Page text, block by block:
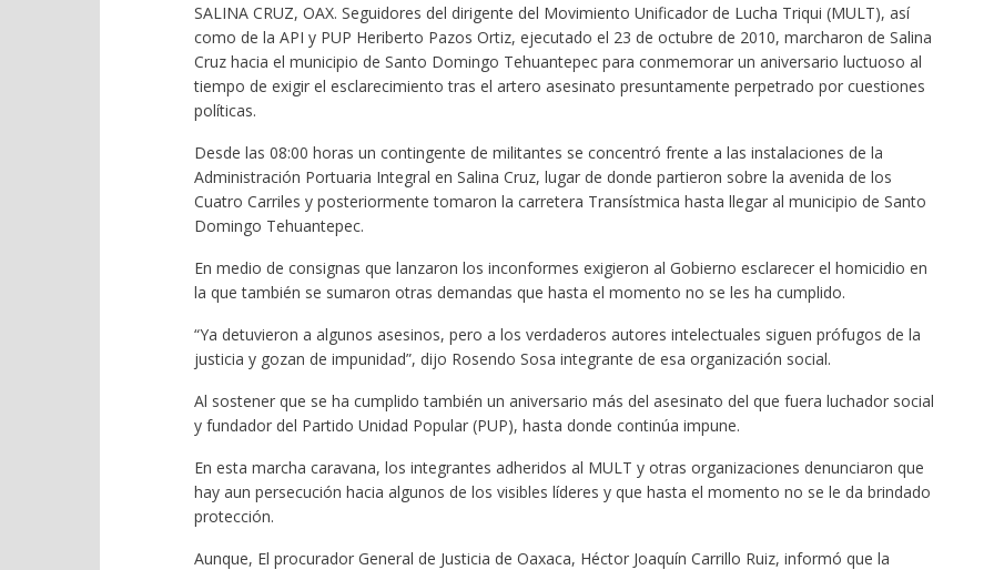
SALINA CRUZ, OAX. Seguidores del dirigente del Movimiento Unificador de Lucha Triqui (MULT), así
como de la API y PUP Heriberto Pazos Ortiz, ejecutado el 23 de octubre de 2010, marcharon de Salina
Cruz hacia el municipio de Santo Domingo Tehuantepec para conmemorar un aniversario luctuoso al
tiempo de exigir el esclarecimiento tras el artero asesinato presuntamente perpetrado por cuestiones
políticas.
Desde las 08:00 horas un contingente de militantes se concentró frente a las instalaciones de la
Administración Portuaria Integral en Salina Cruz, lugar de donde partieron sobre la avenida de los
Cuatro Carriles y posteriormente tomaron la carretera Transístmica hasta llegar al municipio de Santo
Domingo Tehuantepec.
En medio de consignas que lanzaron los inconformes exigieron al Gobierno esclarecer el homicidio en
la que también se sumaron otras demandas que hasta el momento no se les ha cumplido.
“Ya detuvieron a algunos asesinos, pero a los verdaderos autores intelectuales siguen prófugos de la
justicia y gozan de impunidad”, dijo Rosendo Sosa integrante de esa organización social.
Al sostener que se ha cumplido también un aniversario más del asesinato del que fuera luchador social
y fundador del Partido Unidad Popular (PUP), hasta donde continúa impune.
En esta marcha caravana, los integrantes adheridos al MULT y otras organizaciones denunciaron que
hay aun persecución hacia algunos de los visibles líderes y que hasta el momento no se le da brindado
protección.
Aunque, El procurador General de Justicia de Oaxaca, Héctor Joaquín Carrillo Ruiz, informó que la